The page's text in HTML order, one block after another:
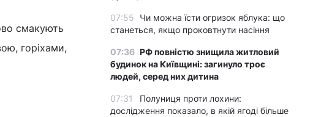
смакують
горіхами,
07:55
Чи можна їсти огризок яблука: що
станеться, якщо проковтнути насіння
07:36 РФ повністю знищила житловий
будинок на Київщині: загинуло троє
людей, серед них дитина
07:31
Полуниця проти лохини:
дослідження показало, в якій ягоді більше